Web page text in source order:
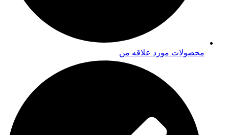
محصولات مورد علاقه من